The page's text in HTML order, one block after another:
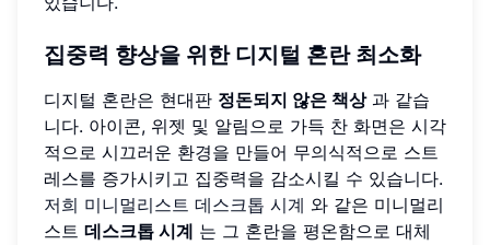
집중력 향상을 위한 디지털 혼란 최소화
디지털 혼란은 현대판 정돈되지 않은 책상과 같습
니다. 아이콘, 위젯 및 알림으로 가득 찬 화면은 시각
적으로 시끄러운 환경을 만들어 무의식적으로 스트
레스를 증가시키고 집중력을 감소시킬 수 있습니다.
저희 미니멀리스트 데스크톱 시계 와 같은 미니멀리
스트 데스크톱 시계 는 그 혼란을 평온함으로 대체